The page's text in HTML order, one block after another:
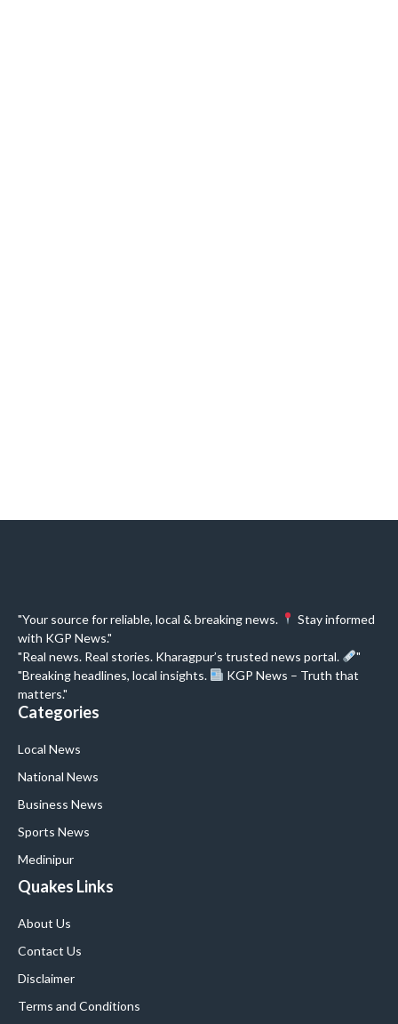
"Your source for reliable, local & breaking news.
Stay informed
with KGP News."
"Real news. Real stories. Kharagpur’s trusted news portal.
"
"Breaking headlines, local insights.
KGP News – Truth that
matters."
Categories
Local News
National News
Business News
Sports News
Medinipur
Quakes Links
About Us
Contact Us
Disclaimer
Terms and Conditions